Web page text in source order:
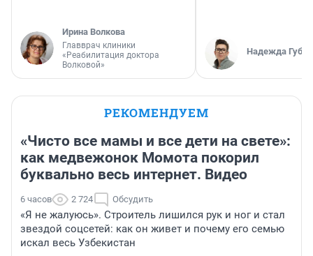
Ирина Волкова
Главврач клиники
«Реабилитация доктора
Волковой»
Надежда
РЕКОМЕНДУЕМ
«Чисто все мамы и все дети на свете»:
как медвежонок Момота покорил
буквально весь интернет. Видео
6 часов 2 724 Обсудить
«Я не жалуюсь». Строитель лишился рук и ног и стал
звездой соцсетей: как он живет и почему его семью
искал весь Узбекистан